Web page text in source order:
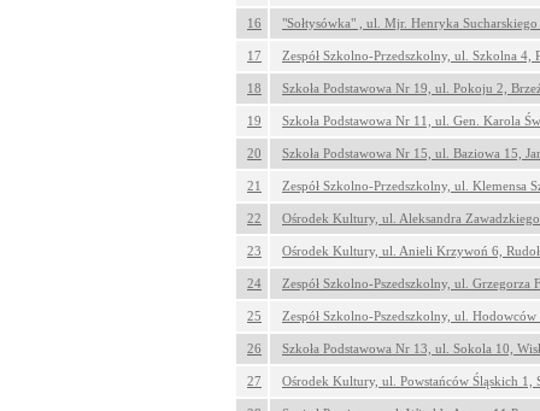
16 "Sołtysówka" , ul. Mjr. Henryka Sucharskiego
17 Zespół Szkolno-Przedszkolny, ul. Szkolna 4,
18 Szkoła Podstawowa Nr 19, ul. Pokoju 2,
19 Szkoła Podstawowa Nr 11, ul. Gen. Karola
20 Szkoła Podstawowa Nr 15, ul. Baziowa 15,
21 Zespół Szkolno-Przedszkolny, ul. Klemensa
22 Ośrodek Kultury, ul. Aleksandra
23 Ośrodek Kultury, ul. Anieli Krzywoń 6,
24 Zespół Szkolno-Pszedszkolny, ul. Grzegorza
25 Zespół Szkolno-Pszedszkolny, ul. Hodowców
26 Szkoła Podstawowa Nr 13, ul. Sokola 10,
27 Ośrodek Kultury, ul. Powstańców Śląskich 1,